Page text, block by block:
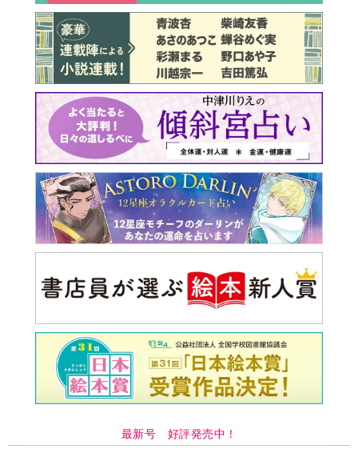
最新号 好評発売中！